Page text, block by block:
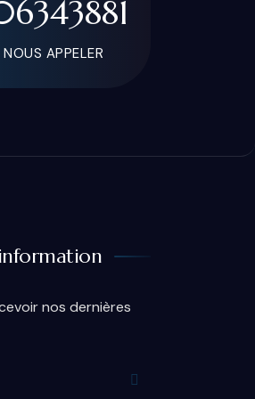
APPELER
nos dernières